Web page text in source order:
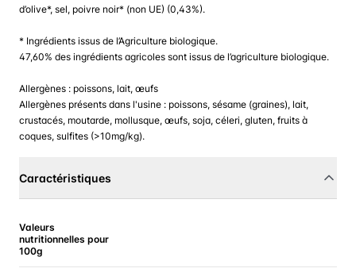
d’olive*, sel, poivre noir* (non UE) (0,43%).
* Ingrédients issus de l’Agriculture biologique.
47,60% des ingrédients agricoles sont issus de l’agriculture biologique.
Allergènes : poissons, lait, œufs
Allergènes présents dans l'usine : poissons, sésame (graines), lait,
crustacés, moutarde, mollusque, œufs, soja, céleri, gluten, fruits à
coques, sulfites (>10mg/kg).
Caractéristiques
Valeurs
nutritionnelles pour
100g